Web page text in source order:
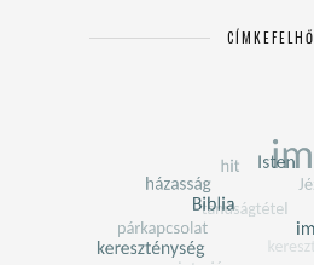
CÍMKEFELHŐ